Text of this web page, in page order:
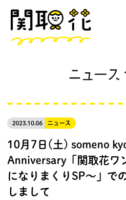
2023.10.06 ニュース
10月7日(土) someno
Anniversary「関取花
になりまくりSP〜」で
しまして